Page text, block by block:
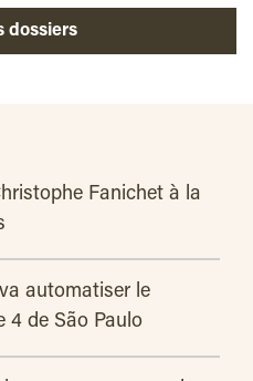
nos dossiers
Fanichet à la
automatiser le
4 de São Paulo